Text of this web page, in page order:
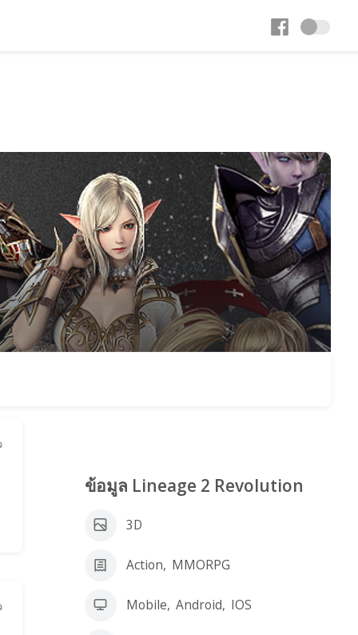
ข้อมูล Lineage 2 Revolution
3D
Action, MMORPG
Mobile, Android, IOS